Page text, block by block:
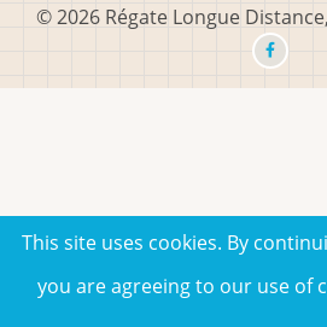
© 2026 Régate Longue
This site uses cookies. By
you are agreeing to our use of